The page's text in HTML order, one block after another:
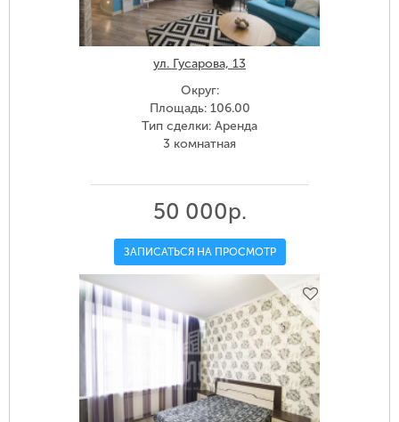
ул. Гусарова, 13
Округ:
Площадь: 106.00
Тип сделки: Аренда
3 комнатная
50 000р.
ЗАПИСАТЬСЯ НА ПРОСМОТР